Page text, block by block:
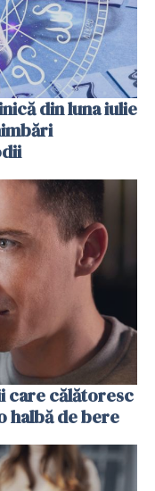
din luna iulie
care călătoresc
halbă de bere